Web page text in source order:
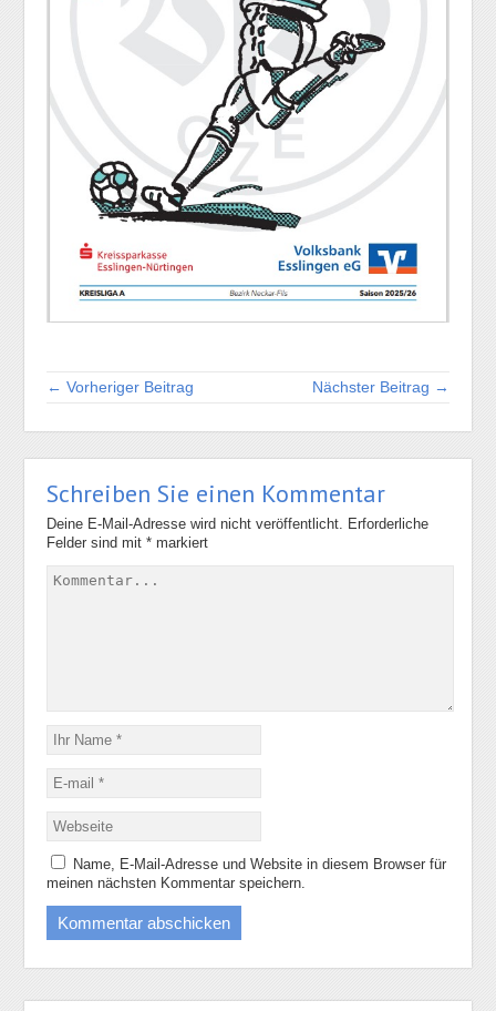
← Vorheriger Beitrag Nächster Beitrag →
Schreiben Sie einen Kommentar
Deine E-Mail-Adresse wird nicht veröffentlicht.
Erforderliche
Felder sind mit* markiert
Name, E-Mail-Adresse und Website in diesem Browser für
meinen nächsten Kommentar speichern.